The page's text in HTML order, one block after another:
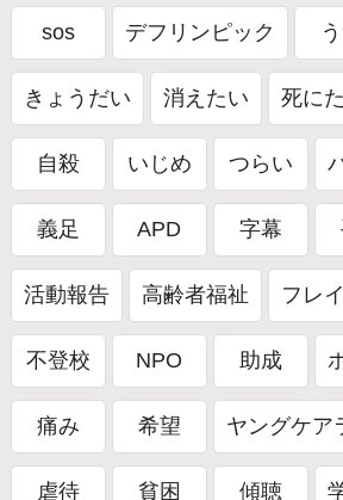
sos デフリンピック
きょうだい 消えたい 死に
自殺 いじめ つらい
義足 APD 字幕
活動報告 高齢者福祉 フレ
不登校 NPO 助成
痛み 希望 ヤングケア
虐待 貧困 傾聴